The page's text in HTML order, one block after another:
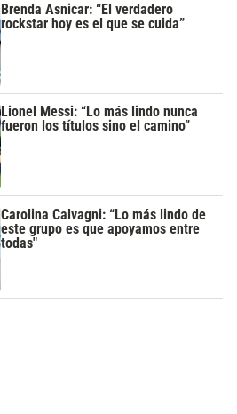
Brenda Asnicar: “El verdadero
rockstar hoy es el que se cuida”
Lionel Messi: “Lo más lindo nunca
fueron los títulos sino el camino”
Carolina Calvagni: “Lo más lindo de
este grupo es que apoyamos entre
todas"